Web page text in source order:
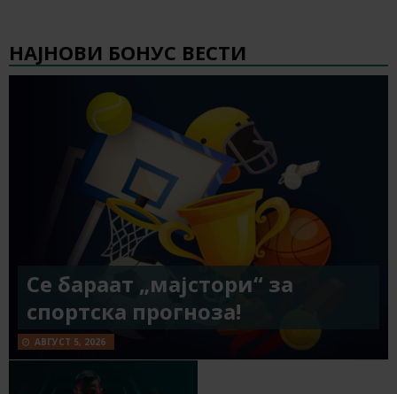
НАЈНОВИ БОНУС ВЕСТИ
Се бараат „мајстори“ за
спортска прогноза!
АВГУСТ 5, 2026